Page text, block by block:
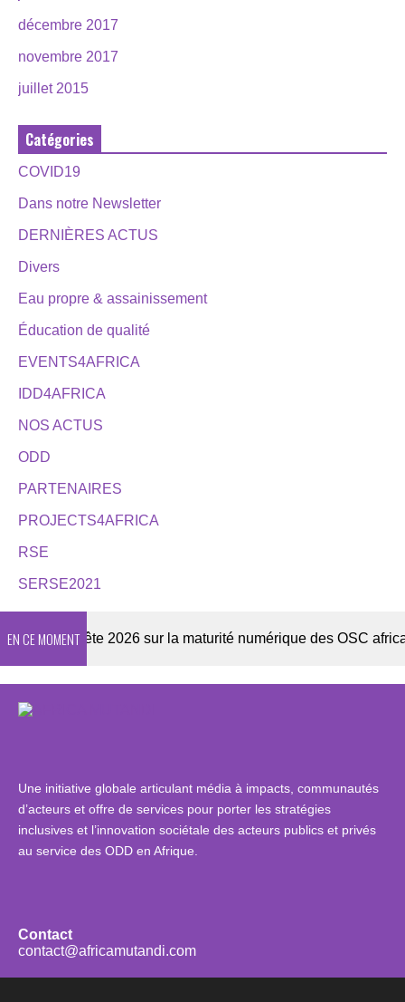
décembre 2017
novembre 2017
juillet 2015
Catégories
COVID19
Dans notre Newsletter
DERNIÈRES ACTUS
Divers
Eau propre & assainissement
Éducation de qualité
EVENTS4AFRICA
IDD4AFRICA
NOS ACTUS
ODD
PARTENAIRES
PROJECTS4AFRICA
RSE
SERSE2021
EN CE MOMENT
Enquête 2026 sur la maturité numérique des OSC africaines
Une initiative globale articulant média à impacts, communautés
d’acteurs et offre de services pour porter les stratégies
inclusives et l’innovation sociétale des acteurs publics et privés
au service des ODD en Afrique.
Contact
contact@africamutandi.com